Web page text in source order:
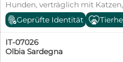
konnte, taut sie immer mehr
einer aufgeweckten,
Hündin entwickelt, die uns
Charme um den Finger
alterstypisch verspielt, tobt, spielt und kuschelt mit
Hunden, verträglich mit
Pflichtimpfungen), entwurmt,
Heimtierausweis, aus dem
Tierschutzgesetz §11
Geprüfte Identität
IT-07026
Olbia Sardegna